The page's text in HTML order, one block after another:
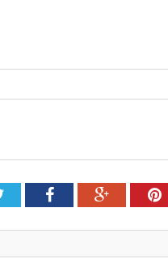
TwitterFacebookGoogle+